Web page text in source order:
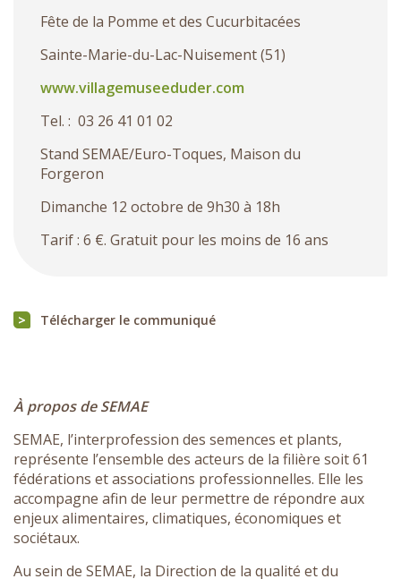
Fête de la Pomme et des Cucurbitacées
Sainte-Marie-du-Lac-Nuisement (51)
www.villagemuseeduder.com
Tel. : 03 26 41 01 02
Stand SEMAE/Euro-Toques, Maison du
Forgeron
Dimanche 12 octobre de 9h30 à 18h
Tarif : 6 €. Gratuit pour les moins de 16 ans
Télécharger le communiqué
À propos de SEMAE
SEMAE, l’interprofession des semences et plants,
représente l’ensemble des acteurs de la filière soit 61
fédérations et associations professionnelles. Elle les
accompagne afin de leur permettre de répondre aux
enjeux alimentaires, climatiques, économiques et
sociétaux.
Au sein de SEMAE, la Direction de la qualité et du